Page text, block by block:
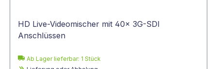
HD Live-Videomischer mit 40x 3G-SDI
Anschlüssen
Ab Lager lieferbar: 1 Stück